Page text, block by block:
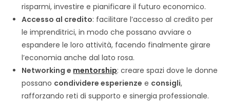
risparmi, investire e pianificare il futuro economico.
Accesso al credito: facilitare l’accesso al credito per
le imprenditrici, in modo che possano avviare o
espandere le loro attività, facendo finalmente girare
l’economia anche dal lato rosa.
Networking e mentorship: creare spazi dove le donne
possano condividere esperienze e consigli,
rafforzando reti di supporto e sinergia professionale.